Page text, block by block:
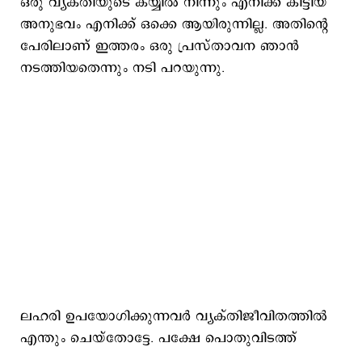
അനുഭവം എനിക്ക് ഒക്കെ ആയിരുന്നില്ല. അതിന്റെ
പേരിലാണ് ഇത്തരം ഒരു പ്രസ്താവന ഞാൻ
നടത്തിയതെന്നും നടി പറയുന്നു.
ലഹരി ഉപയോ​ഗിക്കുന്നവർ വ്യക്തിജീവിതത്തിൽ
എന്തും ചെയ്തോട്ടേ. പക്ഷേ പൊതുവിടത്ത്